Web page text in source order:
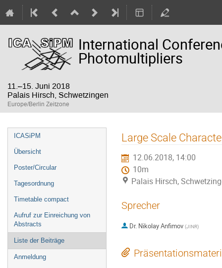
International
Photomultipliers
11.–15. Juni 2018
Palais Hirsch, Schwetzingen
Europe/Berlin Zeitzone
Veranstaltungsmenü
ICASiPM
Übersicht
Poster/Circular
Tagesordnung
Timetable compact
Aufruf zur Einreichung von
Abstracts
Liste der Beiträge
Anmeldung
Large Scale
12.06.2018, 14:00
10m
Palais Hirsch,
Sprecher
Dr. Nikolay Anfimov (JINR)